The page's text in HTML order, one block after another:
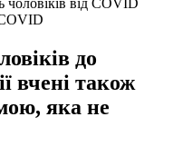
до
вчені також
яка не